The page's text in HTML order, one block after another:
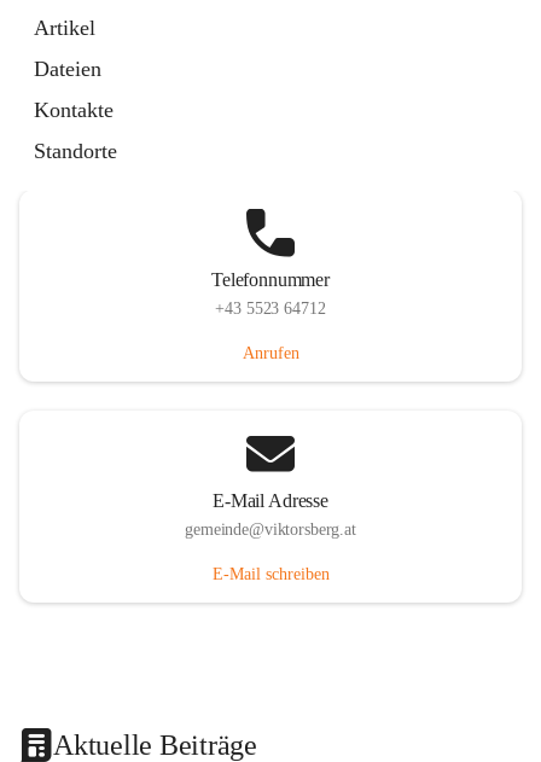
Artikel
Dateien
Kontakte
Standorte
Telefonnummer
+43 5523 64712
Anrufen
E-Mail Adresse
gemeinde@viktorsberg.at
E-Mail schreiben
Aktuelle Beiträge